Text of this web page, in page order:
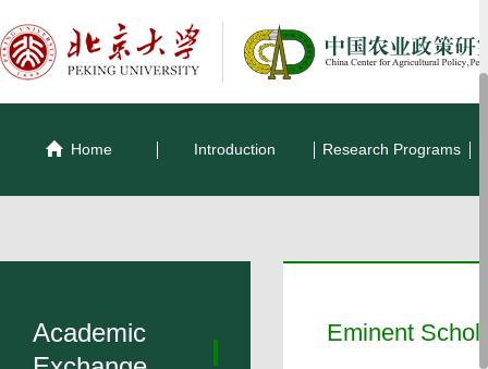
Home Introduction Research Programs
Academic
Eminent